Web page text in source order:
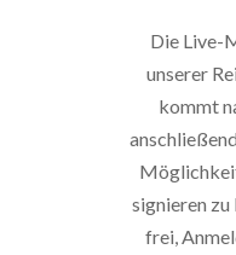
Die Live-
unserer
kommt
signieren
frei,